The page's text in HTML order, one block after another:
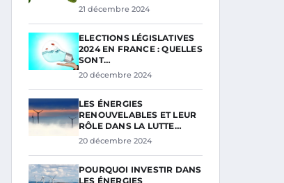
21 décembre 2024
ELECTIONS LÉGISLATIVES
2024 EN FRANCE : QUELLES
SONT…
20 décembre 2024
LES ÉNERGIES
RENOUVELABLES ET LEUR
RÔLE DANS LA LUTTE…
20 décembre 2024
POURQUOI INVESTIR DANS
LES ÉNERGIES